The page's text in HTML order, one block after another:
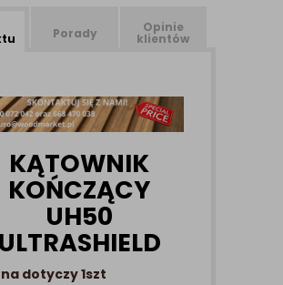
Porady Opinie
klientów
KĄTOWNIK
KOŃCZĄCY
UH50
ULTRASHIELD
dotyczy 1szt